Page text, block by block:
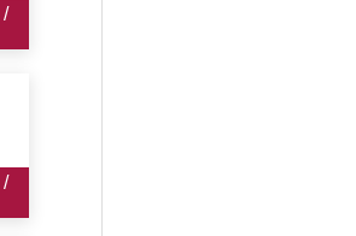
/
/